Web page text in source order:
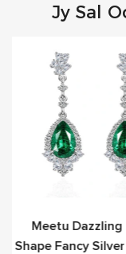
Jy Sal
Meetu Dazzling
Shape Fancy